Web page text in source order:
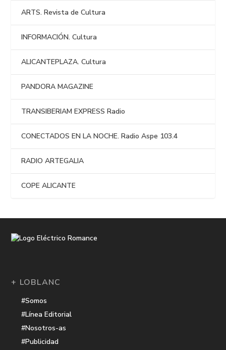
ARTS. Revista de Cultura
INFORMACIÓN. Cultura
ALICANTEPLAZA. Cultura
PANDORA MAGAZINE
TRANSIBERIAM EXPRESS Radio
CONECTADOS EN LA NOCHE. Radio Aspe 103.4
RADIO ARTEGALIA
COPE ALICANTE
+ LOBLANC
#Somos
#Línea Editorial
#Nosotros-as
#Publicidad